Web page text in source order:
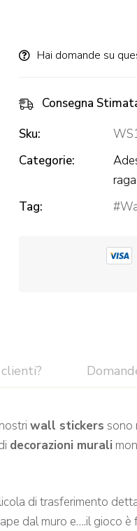
Hai domande su
Consegna
Sku:
Categorie:
Tag:
wall stickers sono
decorazioni murali
di trasferimento
dal muro e….il gioco è